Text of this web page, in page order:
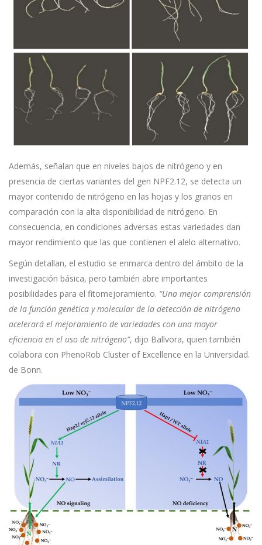
Además, señalan que en niveles bajos de nitrógeno y en
presencia de ciertas variantes del gen NPF2.12, se detecta un
mayor contenido de nitrógeno en las hojas y los granos en
comparación con la alta disponibilidad de nitrógeno. En
consecuencia, en condiciones adversas estas variedades dan
mayor rendimiento que las que contienen el alelo alternativo.
Según detallan, el estudio se enmarca dentro del ámbito de la
investigación básica, pero también abre importantes
posibilidades para el fitomejoramiento. “Una mejor comprensión
de la función genética y molecular de la detección de nitrógeno
acelerará el mejoramiento de variedades con una mayor
eficiencia en el uso de nitrógeno”, dijo Ballvora, quien también
colabora con PhenoRob Cluster of Excellence en la Universidad.
de Bonn.